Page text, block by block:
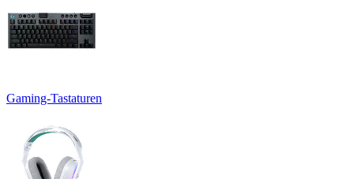
Gaming-Tastaturen